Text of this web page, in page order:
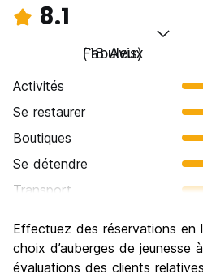
8.1
Fabuleux
(18 Avis)
Activités
Se restaurer
Boutiques
Se détendre
Transport
Culture
Sortir le soir / faire la fête
Effectuez des réservations en
choix d’auberges de jeunesse
évaluations des clients